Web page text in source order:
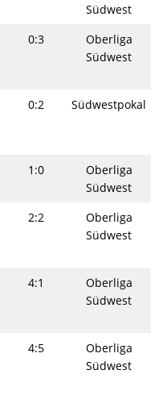
Südwest
0:3
Oberliga
Südwest
0:2 Südwestpokal
1:0
Oberliga
Südwest
2:2
Oberliga
Südwest
4:1
Oberliga
Südwest
4:5
Oberliga
Südwest